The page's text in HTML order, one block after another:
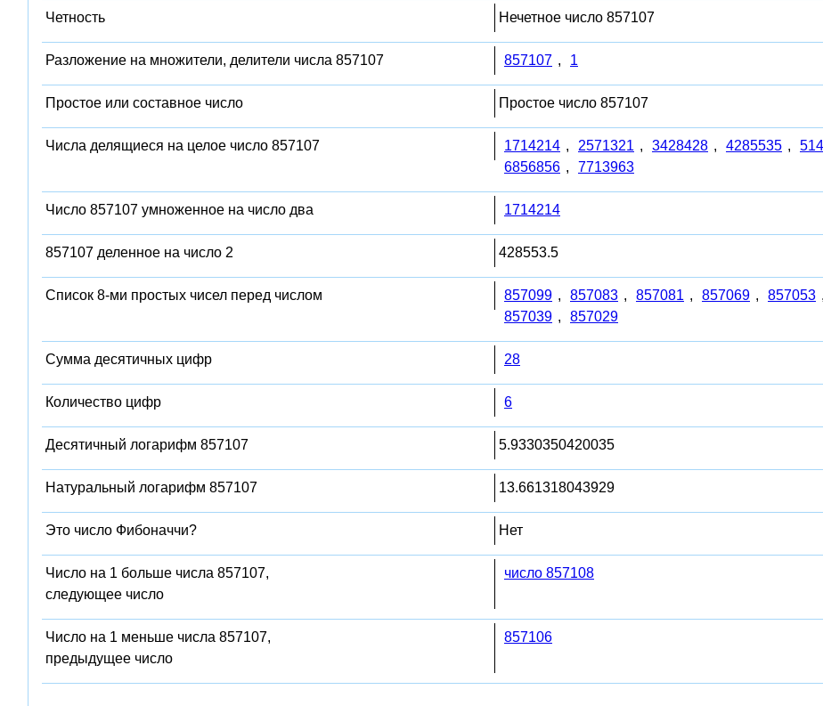
Четность Нечетное число 857107
Разложение на множители, делители числа 857107 857107 , 1
Простое или составное число Простое число 857107
Числа делящиеся на целое число 857107 1714214 , 2571321 , 3428428 , 4285535 ,
6856856 , 7713963
Число 857107 умноженное на число два 1714214
857107 деленное на число 2 428553.5
Список 8-ми простых чисел перед числом 857099 , 857083 , 857081 , 857069 , 857053 ,
857039 , 857029
Сумма десятичных цифр 28
Количество цифр 6
Десятичный логарифм 857107 5.9330350420035
Натуральный логарифм 857107 13.661318043929
Это число Фибоначчи? Нет
Число на 1 больше числа 857107,
следующее число
число 857108
Число на 1 меньше числа 857107,
предыдущее число
857106